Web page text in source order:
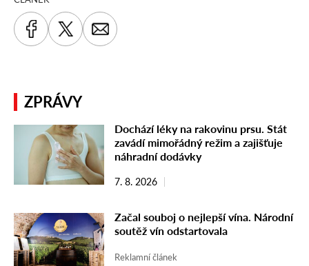
ZPRÁVY
Dochází léky na rakovinu prsu. Stát
zavádí mimořádný režim a zajišťuje
náhradní dodávky
7. 8. 2026
Začal souboj o nejlepší vína. Národní
soutěž vín odstartovala
Reklamní článek